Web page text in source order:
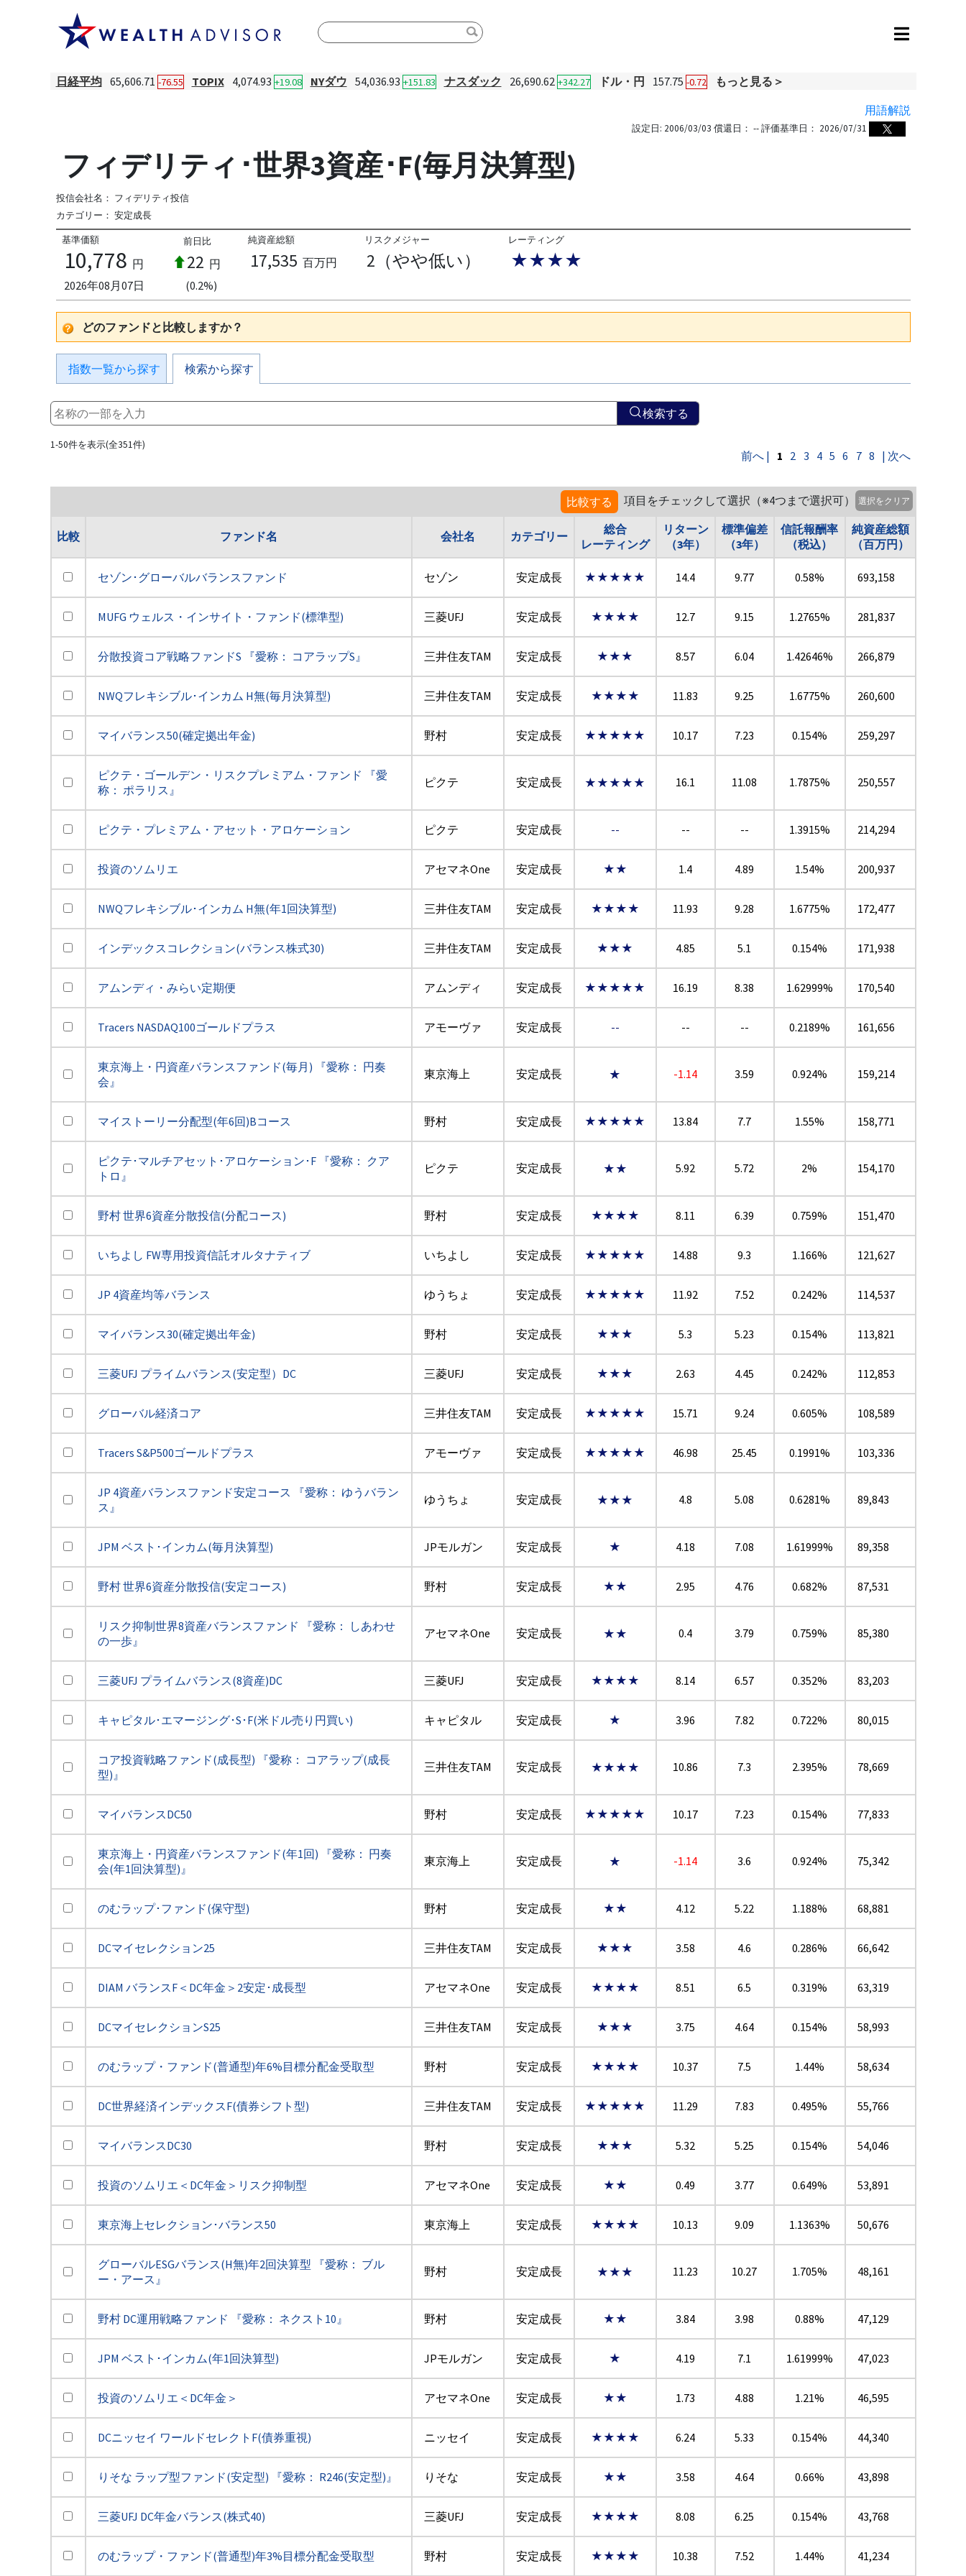
日経平均 65,606.71 -76.55 TOPIX 4,074.93 +19.08 NYダウ 54,036.93 +151.83 ナスダック 26,690.62 +342.27 ドル・円 157.75 -0.72
もっと見る＞
用語解説
設定日: 2006/03/03 償還日： -- 評価基準日： 2026/07/31
フィデリティ･世界3資産･F(毎月決算型)
投信会社名： フィデリティ投信
カテゴリー： 安定成長
基準価額
10,778 円
2026年08月07日
前日比
22 円
(0.2%)
純資産総額
17,535 百万円
リスクメジャー
2（やや低い）
レーティング
★★★★
どのファンドと比較しますか？
指数一覧から探す 検索から探す
検索する
1-50件を表示(全351件)
前へ | 1 2 3 4 5 6 7 8 | 次へ
比較する 項目をチェックして選択（※4つまで選択可） 選択をクリア
比較 ファンド名 会社名 カテゴリー
総合
レーティング
リターン
（3年）
標準偏差
（3年）
信託報酬率
（税込）
純資産総額
（百万円）
セゾン･グローバルバランスファンド セゾン 安定成長 ★★★★★ 14.4 9.77 0.58% 693,158
MUFG ウェルス・インサイト・ファンド(標準型) 三菱UFJ 安定成長 ★★★★ 12.7 9.15 1.2765% 281,837
分散投資コア戦略ファンドS 『愛称： コアラップS』 三井住友TAM 安定成長 ★★★ 8.57 6.04 1.42646% 266,879
NWQフレキシブル･インカム H無(毎月決算型) 三井住友TAM 安定成長 ★★★★ 11.83 9.25 1.6775% 260,600
マイバランス50(確定拠出年金) 野村 安定成長 ★★★★★ 10.17 7.23 0.154% 259,297
ピクテ・ゴールデン・リスクプレミアム・ファンド 『愛
称： ポラリス』
ピクテ 安定成長 ★★★★★ 16.1 11.08 1.7875% 250,557
ピクテ・プレミアム・アセット・アロケーション ピクテ 安定成長 -- -- -- 1.3915% 214,294
投資のソムリエ アセマネOne 安定成長 ★★ 1.4 4.89 1.54% 200,937
NWQフレキシブル･インカム H無(年1回決算型) 三井住友TAM 安定成長 ★★★★ 11.93 9.28 1.6775% 172,477
インデックスコレクション(バランス株式30) 三井住友TAM 安定成長 ★★★ 4.85 5.1 0.154% 171,938
アムンディ・みらい定期便 アムンディ 安定成長 ★★★★★ 16.19 8.38 1.62999% 170,540
Tracers NASDAQ100ゴールドプラス アモーヴァ 安定成長 -- -- -- 0.2189% 161,656
東京海上・円資産バランスファンド(毎月) 『愛称： 円奏
会』
東京海上 安定成長 ★ -1.14 3.59 0.924% 159,214
マイストーリー分配型(年6回)Bコース 野村 安定成長 ★★★★★ 13.84 7.7 1.55% 158,771
ピクテ･マルチアセット･アロケーション･F 『愛称： クア
トロ』
ピクテ 安定成長 ★★ 5.92 5.72 2% 154,170
野村 世界6資産分散投信(分配コース) 野村 安定成長 ★★★★ 8.11 6.39 0.759% 151,470
いちよし FW専用投資信託オルタナティブ いちよし 安定成長 ★★★★★ 14.88 9.3 1.166% 121,627
JP 4資産均等バランス ゆうちょ 安定成長 ★★★★★ 11.92 7.52 0.242% 114,537
マイバランス30(確定拠出年金) 野村 安定成長 ★★★ 5.3 5.23 0.154% 113,821
三菱UFJ プライムバランス(安定型）DC 三菱UFJ 安定成長 ★★★ 2.63 4.45 0.242% 112,853
グローバル経済コア 三井住友TAM 安定成長 ★★★★★ 15.71 9.24 0.605% 108,589
Tracers S&P500ゴールドプラス アモーヴァ 安定成長 ★★★★★ 46.98 25.45 0.1991% 103,336
JP 4資産バランスファンド安定コース 『愛称： ゆうバラン
ス』
ゆうちょ 安定成長 ★★★ 4.8 5.08 0.6281% 89,843
JPM ベスト･インカム(毎月決算型) JPモルガン 安定成長 ★ 4.18 7.08 1.61999% 89,358
野村 世界6資産分散投信(安定コース) 野村 安定成長 ★★ 2.95 4.76 0.682% 87,531
リスク抑制世界8資産バランスファンド 『愛称： しあわせ
の一歩』
アセマネOne 安定成長 ★★ 0.4 3.79 0.759% 85,380
三菱UFJ プライムバランス(8資産)DC 三菱UFJ 安定成長 ★★★★ 8.14 6.57 0.352% 83,203
キャピタル･エマージング･S･F(米ドル売り円買い) キャピタル 安定成長 ★ 3.96 7.82 0.722% 80,015
コア投資戦略ファンド(成長型) 『愛称： コアラップ(成長
型)』
三井住友TAM 安定成長 ★★★★ 10.86 7.3 2.395% 78,669
マイバランスDC50 野村 安定成長 ★★★★★ 10.17 7.23 0.154% 77,833
東京海上・円資産バランスファンド(年1回) 『愛称： 円奏
会(年1回決算型)』
東京海上 安定成長 ★ -1.14 3.6 0.924% 75,342
のむラップ･ファンド(保守型) 野村 安定成長 ★★ 4.12 5.22 1.188% 68,881
DCマイセレクション25 三井住友TAM 安定成長 ★★★ 3.58 4.6 0.286% 66,642
DIAM バランスF＜DC年金＞2安定･成長型 アセマネOne 安定成長 ★★★★ 8.51 6.5 0.319% 63,319
DCマイセレクションS25 三井住友TAM 安定成長 ★★★ 3.75 4.64 0.154% 58,993
のむラップ・ファンド(普通型)年6%目標分配金受取型 野村 安定成長 ★★★★ 10.37 7.5 1.44% 58,634
DC世界経済インデックスF(債券シフト型) 三井住友TAM 安定成長 ★★★★★ 11.29 7.83 0.495% 55,766
マイバランスDC30 野村 安定成長 ★★★ 5.32 5.25 0.154% 54,046
投資のソムリエ＜DC年金＞リスク抑制型 アセマネOne 安定成長 ★★ 0.49 3.77 0.649% 53,891
東京海上セレクション･バランス50 東京海上 安定成長 ★★★★ 10.13 9.09 1.1363% 50,676
グローバルESGバランス(H無)年2回決算型 『愛称： ブル
ー・アース』
野村 安定成長 ★★★ 11.23 10.27 1.705% 48,161
野村 DC運用戦略ファンド 『愛称： ネクスト10』 野村 安定成長 ★★ 3.84 3.98 0.88% 47,129
JPM ベスト･インカム(年1回決算型) JPモルガン 安定成長 ★ 4.19 7.1 1.61999% 47,023
投資のソムリエ＜DC年金＞ アセマネOne 安定成長 ★★ 1.73 4.88 1.21% 46,595
DCニッセイ ワールドセレクトF(債券重視) ニッセイ 安定成長 ★★★★ 6.24 5.33 0.154% 44,340
りそな ラップ型ファンド(安定型) 『愛称： R246(安定型)』 りそな 安定成長 ★★ 3.58 4.64 0.66% 43,898
三菱UFJ DC年金バランス(株式40) 三菱UFJ 安定成長 ★★★★ 8.08 6.25 0.154% 43,768
のむラップ・ファンド(普通型)年3%目標分配金受取型 野村 安定成長 ★★★★ 10.38 7.52 1.44% 41,234